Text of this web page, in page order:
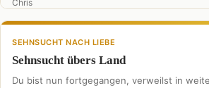
SEHNSUCHT NACH LIEBE
Sehnsucht übers Land
Du bist nun fortgegangen, verweilst in